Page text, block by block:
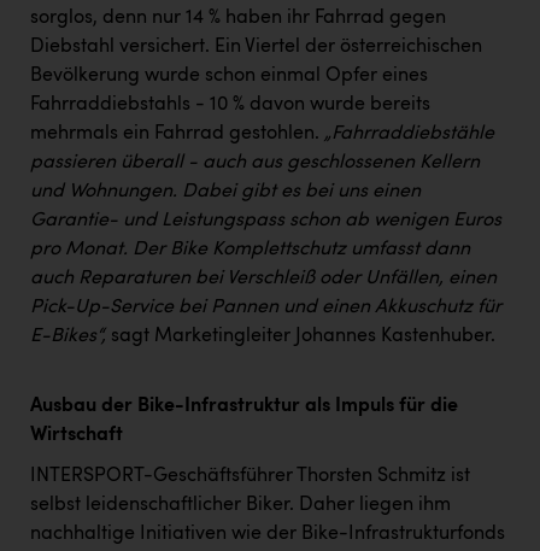
sorglos, denn nur 14 % haben ihr Fahrrad gegen
Diebstahl versichert. Ein Viertel der österreichischen
Bevölkerung wurde schon einmal Opfer eines
Fahrraddiebstahls - 10 % davon wurde bereits
mehrmals ein Fahrrad gestohlen. „Fahrraddiebstähle
passieren überall - auch aus geschlossenen Kellern
und Wohnungen. Dabei gibt es bei uns einen
Garantie- und Leistungspass schon ab wenigen Euros
pro Monat. Der Bike Komplettschutz umfasst dann
auch Reparaturen bei Verschleiß oder Unfällen, einen
Pick-Up-Service bei Pannen und einen Akkuschutz für
E-Bikes“, sagt Marketingleiter Johannes Kastenhuber.
Ausbau der Bike-Infrastruktur als Impuls für die
Wirtschaft
INTERSPORT-Geschäftsführer Thorsten Schmitz ist
selbst leidenschaftlicher Biker. Daher liegen ihm
nachhaltige Initiativen wie der Bike-Infrastrukturfonds